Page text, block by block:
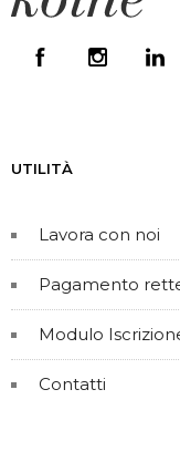
UTILITÀ
Lavora con noi
Pagamento
Modulo
Contatti